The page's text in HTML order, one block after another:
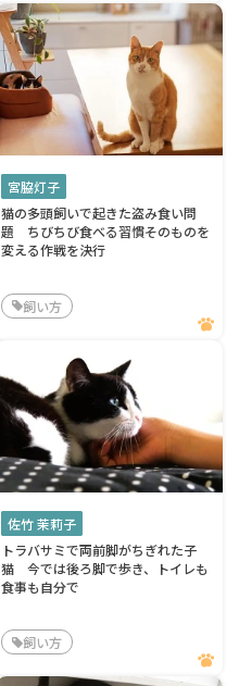
宮脇灯子
猫の多頭飼いで起きた盗み食い問
題 ちびちび食べる習慣そのものを
変える作戦を決行
飼い方
佐竹 茉莉子
トラバサミで両前脚がちぎれた子
猫 今では後ろ脚で歩き、トイレも
食事も自分で
飼い方